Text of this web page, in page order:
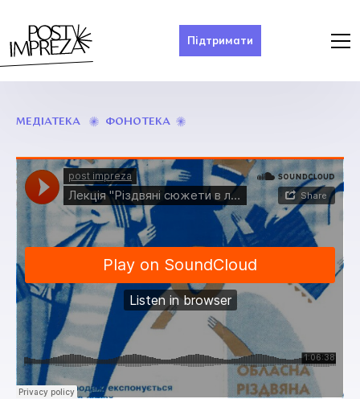
Підтримати
МЕДІАТЕКА ФОНОТЕКА
ЛІТЕРАТУРІ
ТА
МІСЬКИХ
ВИСТАВКАХ